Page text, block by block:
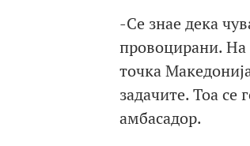
-Се знае дека
провоцирани. На
точка
задачите. Тоа
амбасадор.